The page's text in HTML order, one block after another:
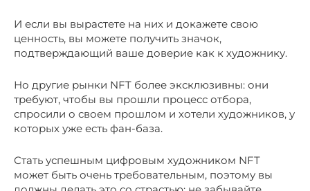
И если вы вырастете на них и докажете свою
ценность, вы можете получить значок,
подтверждающий ваше доверие как к художнику.
Но другие рынки NFT более эксклюзивны: они
требуют, чтобы вы прошли процесс отбора,
спросили о своем прошлом и хотели художников, у
которых уже есть фан-база.
Стать успешным цифровым художником NFT
может быть очень требовательным, поэтому вы